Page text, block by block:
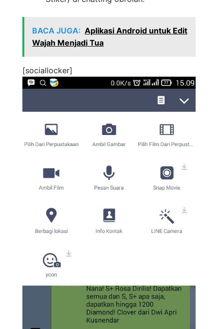
BACA JUGA: Aplikasi Android untuk Edit
Wajah Menjadi Tua
[sociallocker]